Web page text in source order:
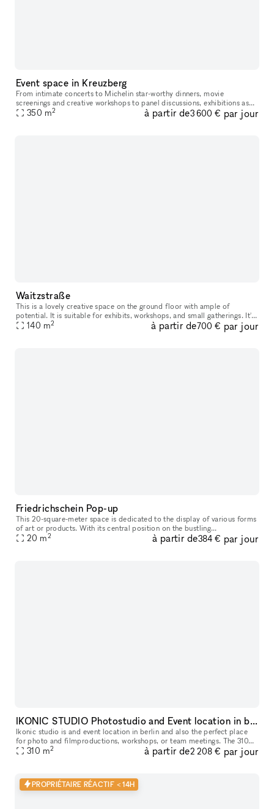
Event space in Kreuzberg
From intimate concerts to Michelin star-worthy dinners, movie
screenings and creative workshops to panel discussions, exhibitions as
well as photo- and video productions, this space ha hosted a wide
350 m2 à partir de3 600 € par jour
Waitzstraße
This is a lovely creative space on the ground floor with ample of
potential. It is suitable for exhibits, workshops, and small gatherings. It's
ideal for a pop-up shop, product launch, display room,
140 m2 à partir de700 € par jour
Friedrichschein Pop-up
This 20-square-meter space is dedicated to the display of various forms
of art or products. With its central position on the bustling
Friedrichshain street, lined with stores, cafés, and restaurants,
20 m2 à partir de384 € par jour
IKONIC STUDIO Photostudio and Event location in berlin
Ikonic studio is and event location in berlin and also the perfect place
for photo and filmproductions, workshops, or team meetings. The 310
sqm loft of an old factory building, which can be reached
310 m2 à partir de2 208 € par jour
PROPRIÉTAIRE RÉACTIF < 14H